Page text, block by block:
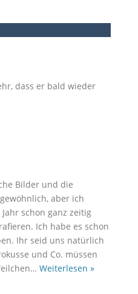
dass er bald wieder
Bilder und die
aber ich
schon ganz zeitig
Ich habe es schon
Ihr seid uns natürlich
und Co. müssen
… Weiterlesen »